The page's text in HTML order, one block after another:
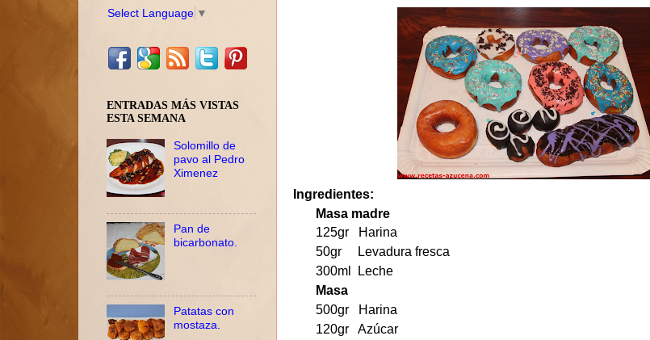
Ingredientes:
Masa madre
125gr Harina
50gr Levadura fresca
300ml Leche
Masa
500gr Harina
120gr Azúcar
Select Language ▼
ENTRADAS MÁS VISTAS
ESTA SEMANA
Solomillo de
pavo al Pedro
Ximenez
Pan de
bicarbonato.
Patatas con
mostaza.